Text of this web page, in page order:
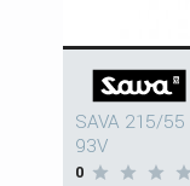
SAVA 215/
93V
0